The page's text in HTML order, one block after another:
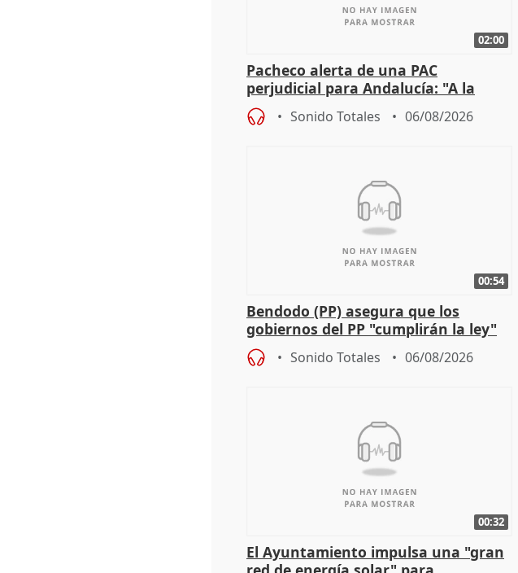
02:00
Pacheco alerta de una PAC
perjudicial para Andalucía: "A la
agricultura hay que protegerla"
Sonido Totales 06/08/2026
00:54
Bendodo (PP) asegura que los
gobiernos del PP "cumplirán la ley"
sobre los menores migrantes
Sonido Totales 06/08/2026
00:32
El Ayuntamiento impulsa una "gran